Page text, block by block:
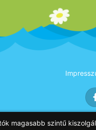
magasabb szintű